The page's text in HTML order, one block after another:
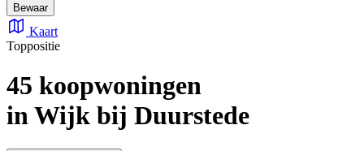
Bewaar
Kaart
Toppositie
45 koopwoningen
in Wijk bij Duurstede